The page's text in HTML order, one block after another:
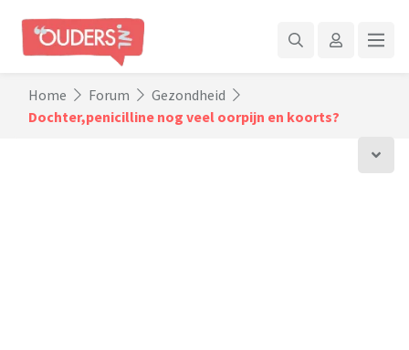
Home Forum
Gezondheid
Dochter,penicilline nog veel oorpijn en koorts?